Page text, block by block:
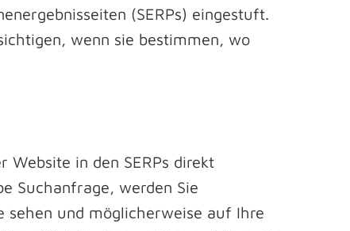
(SERPs) eingestuft.
wenn sie bestimmen, wo
in den SERPs direkt
Suchanfrage, werden Sie
sehen und möglicherweise auf Ihre